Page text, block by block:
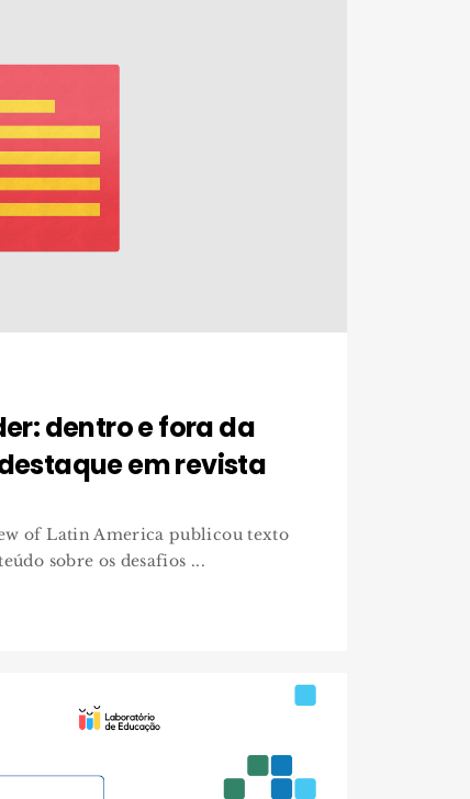
dentro e fora da
em revista
of Latin America publicou texto
sobre os desafios ...